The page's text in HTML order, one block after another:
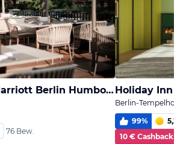
AC Hotel by Marriott Berlin Humboldthain Park
76 Bew.
Berlin-Tempelhof-
99% 5,2
10 € Cashback